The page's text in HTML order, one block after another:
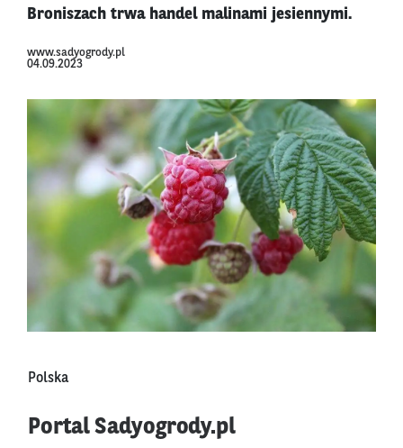
Broniszach trwa handel malinami jesiennymi.
www.sadyogrody.pl
04.09.2023
Polska
Portal Sadyogrody.pl